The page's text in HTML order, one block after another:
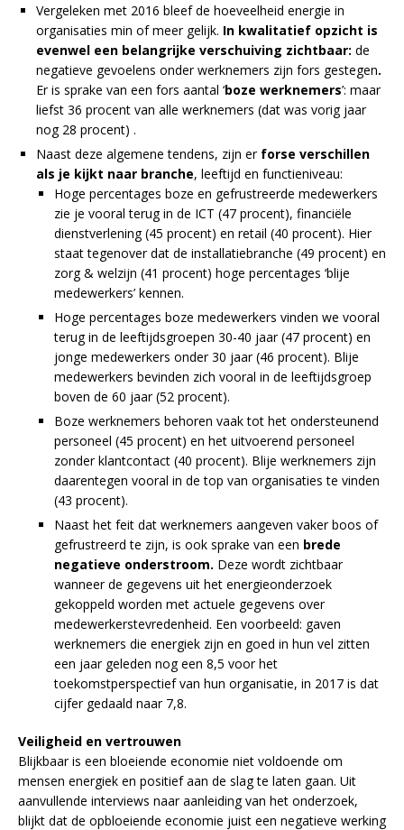
Vergeleken met 2016 bleef de hoeveelheid energie in
organisaties min of meer gelijk. In kwalitatief opzicht is
evenwel een belangrijke verschuiving zichtbaar: de
negatieve gevoelens onder werknemers zijn fors gestegen.
Er is sprake van een fors aantal ‘boze werknemers’: maar
liefst 36 procent van alle werknemers (dat was vorig jaar
nog 28 procent) .
Naast deze algemene tendens, zijn er forse verschillen
als je kijkt naar branche, leeftijd en functieniveau:
Hoge percentages boze en gefrustreerde medewerkers
zie je vooral terug in de ICT (47 procent), financiële
dienstverlening (45 procent) en retail (40 procent). Hier
staat tegenover dat de installatiebranche (49 procent) en
zorg & welzijn (41 procent) hoge percentages ‘blije
medewerkers’ kennen.
Hoge percentages boze medewerkers vinden we vooral
terug in de leeftijdsgroepen 30-40 jaar (47 procent) en
jonge medewerkers onder 30 jaar (46 procent). Blije
medewerkers bevinden zich vooral in de leeftijdsgroep
boven de 60 jaar (52 procent).
Boze werknemers behoren vaak tot het ondersteunend
personeel (45 procent) en het uitvoerend personeel
zonder klantcontact (40 procent). Blije werknemers zijn
daarentegen vooral in de top van organisaties te vinden
(43 procent).
Naast het feit dat werknemers aangeven vaker boos of
gefrustreerd te zijn, is ook sprake van een brede
negatieve onderstroom. Deze wordt zichtbaar
wanneer de gegevens uit het energieonderzoek
gekoppeld worden met actuele gegevens over
medewerkerstevredenheid. Een voorbeeld: gaven
werknemers die energiek zijn en goed in hun vel zitten
een jaar geleden nog een 8,5 voor het
toekomstperspectief van hun organisatie, in 2017 is dat
cijfer gedaald naar 7,8.
Veiligheid en vertrouwen
Blijkbaar is een bloeiende economie niet voldoende om
mensen energiek en positief aan de slag te laten gaan. Uit
aanvullende interviews naar aanleiding van het onderzoek,
blijkt dat de opbloeiende economie juist een negatieve werking